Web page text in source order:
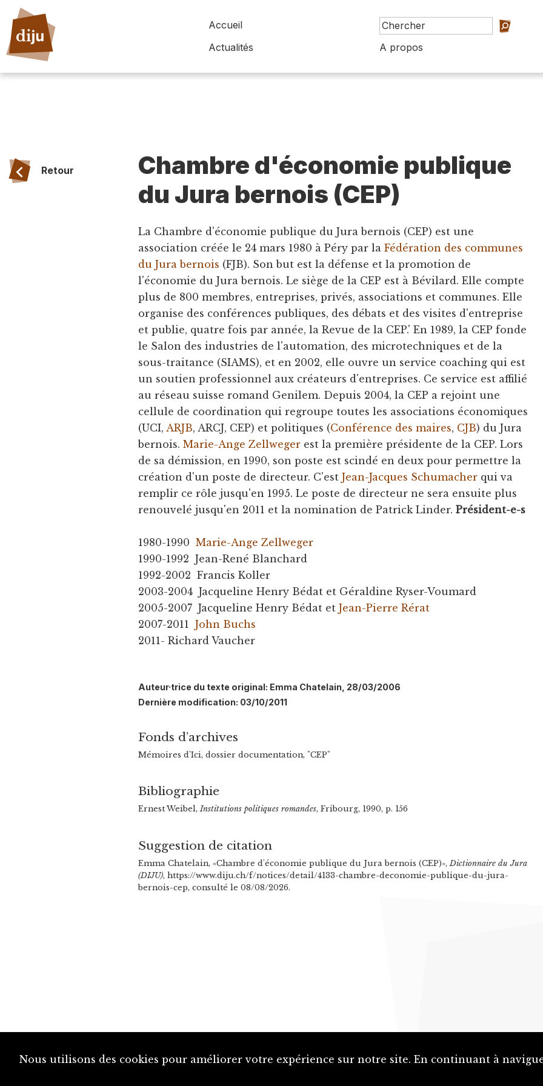
Accueil
Actualités
A propos
Retour
Chambre d'économie publique
du Jura bernois (CEP)
La Chambre d'économie publique du Jura bernois (CEP) est une
association créée le 24 mars 1980 à Péry par laFédération des communes
du Jura bernois (FJB). Son but est la défense et la promotion de
l'économie du Jura bernois. Le siège de la CEP est à Bévilard. Elle compte
plus de 800 membres, entreprises, privés, associations et communes. Elle
organise des conférences publiques, des débats et des visites d'entreprise
et publie, quatre fois par année, la Revue de la CEP.' En 1989, la CEP fonde
le Salon des industries de l'automation, des microtechniques et de la
sous-traitance (SIAMS), et en 2002, elle ouvre un service coaching qui est
un soutien professionnel aux créateurs d'entreprises. Ce service est affilié
au réseau suisse romand Genilem. Depuis 2004, la CEP a rejoint une
cellule de coordination qui regroupe toutes les associations économiques
(UCI,ARJB, ARCJ, CEP) et politiques (Conférence des maires, CJB) du Jura
bernois.Marie-Ange Zellweger est la première présidente de la CEP. Lors
de sa démission, en 1990, son poste est scindé en deux pour permettre la
création d'un poste de directeur. C'estJean-Jacques Schumacher qui va
remplir ce rôle jusqu'en 1995. Le poste de directeur ne sera ensuite plus
renouvelé jusqu'en 2011 et la nomination de Patrick Linder.Président-e-s
1980-1990Marie-Ange Zellweger
1990-1992 Jean-René Blanchard
1992-2002 Francis Koller
2003-2004 Jacqueline Henry Bédat et Géraldine Ryser-Voumard
2005-2007 Jacqueline Henry Bédat etJean-Pierre Rérat
2007-2011John Buchs
2011- Richard Vaucher
Auteur·trice du texte original: Emma Chatelain, 28/03/2006
Dernière modification: 03/10/2011
Fonds d’archives
Mémoires d'Ici, dossier documentation, "CEP"
Bibliographie
Ernest Weibel,Institutions politiques romandes, Fribourg, 1990, p. 156
Suggestion de citation
Emma Chatelain, «Chambre d'économie publique du Jura bernois (CEP)», Dictionnaire du Jura
(DIJU), https://www.diju.ch/f/notices/detail/4133-chambre-deconomie-publique-du-jura-
bernois-cep, consulté le 08/08/2026.
Proposer une notice
Nous utilisons des cookies pour améliorer votre expérience sur notre site. En continuant à